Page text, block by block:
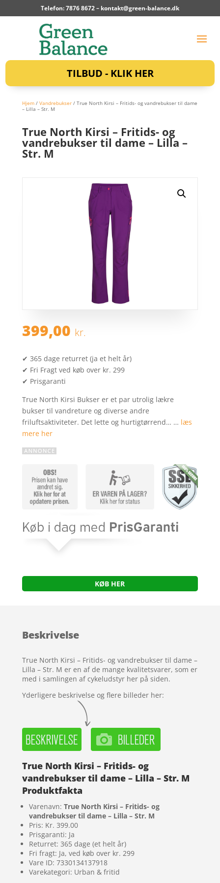
Telefon: 7876 8672 – kontakt@green-balance.dk
TILBUD - KLIK HER
Hjem/ Vandrebukser/ True North Kirsi – Fritids- og vandrebukser til dame
– Lilla – Str. M
True North Kirsi – Fritids- og
vandrebukser til dame – Lilla –
Str. M
399,00 kr.
✔ 365 dage returret (ja et helt år)
✔ Fri Fragt ved køb over kr. 299
✔ Prisgaranti
True North Kirsi Bukser er et par utrolig lækre
bukser til vandreture og diverse andre
friluftsaktiviteter. Det lette og hurtigtørrend… … læs
mere her
KØB HER
Beskrivelse
True North Kirsi – Fritids- og vandrebukser til dame –
Lilla – Str. M er en af de mange kvalitetsvarer, som er
med i samlingen af cykeludstyr her på siden.
Yderligere beskrivelse og flere billeder her:
True North Kirsi – Fritids- og
vandrebukser til dame – Lilla – Str. M
Produktfakta
Varenavn: True North Kirsi – Fritids- og
vandrebukser til dame – Lilla – Str. M
Pris: Kr. 399.00
Prisgaranti: Ja
Returret: 365 dage (et helt år)
Fri fragt: Ja, ved køb over kr. 299
Vare ID: 7330134137918
Varekategori: Urban & fritid